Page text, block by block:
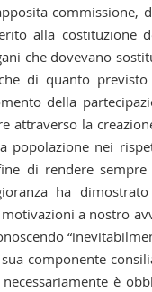
commissione,
alla costituzione
che dovevano
di quanto
della
attraverso la
popolazione nei
di rendere
ha
a nostro
componente
è